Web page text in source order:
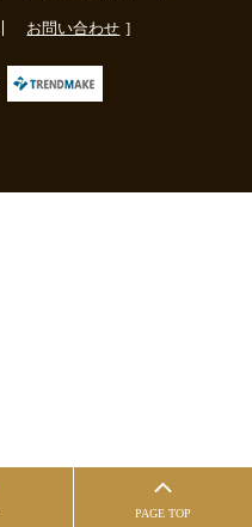
お問い合わせ
PAGE TOP